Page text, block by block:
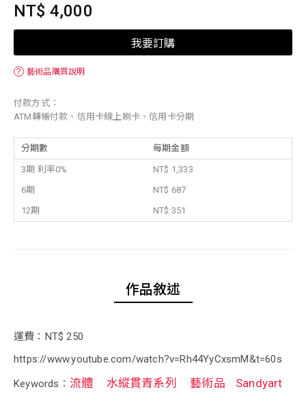
NT$ 4,000
我要訂購
？ 藝術品購買說明
付款方式：
ATM轉帳付款、信用卡線上刷卡、信用卡分期
分期數 每期金額
3期 利率0%
NT$ 1,333
6期
NT$ 687
12期
NT$ 351
作品敘述
運費：NT$ 250
https://www.youtube.com/watch?v=Rh44YyCxsmM&t=60s
Keywords： 流體 水縱貫青系列 藝術品 Sandyart